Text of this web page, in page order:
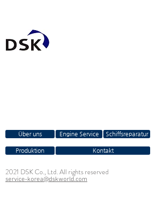
Über uns Engine Service Schiffsreparatur
Produktion Kontakt
2021 DSK Co., Ltd. All rights reserved
service-korea@dskworld.com